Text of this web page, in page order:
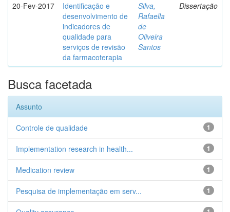
20-Fev-2017
Identificação e
desenvolvimento de
indicadores de
qualidade para
serviços de revisão
da farmacoterapia
Silva,
Rafaella
de
Oliveira
Santos
Dissertação
Busca facetada
Assunto
1
Controle de qualidade
1
Implementation research in health...
1
Medication review
1
Pesquisa de implementação em serv...